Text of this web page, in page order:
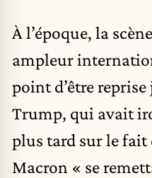
À l’époque, la
ampleur
point d’être
Trump, qui avait
plus tard sur le fait
Macron « se